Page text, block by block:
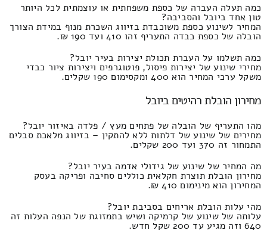
כמה תעלה העברה של כספת משפחתית או עוצמתית לכל היותר
טון אחד ביובל והסביבה?
המחיר לשינוע כספת משוכבדת בזיווג השכרת מנוף במידת הצורך
הובלה של כספת כבדה התעריף זהו 410 ועד 190 ₪.
כמה תשלמו על העברת תכולת יצירות בעיר יובל?
מחירי שינוע של יצירות פיסול, פוטוגרפים ויצירות ציור כבדי
משקל ערכי המחיר הוא 400 ומקסימום 190 שקלים.
מחירון הובלת רהיטים ביובל
מהו התעריף של הובלה של פתחים מעץ / פלדה באיזור יובל?
מחירים של שינוע של דלתות ללא להתקין – בזיווג מלאכת סבלים
התמחור זה 370 ועד 200 שקלים.
מה המחיר של שינוע של גידולי אדמה בעיר יובל?
מחירון הובלת תוצרת חקלאית כוללים סחיבה ופריקה בעסק
המחירון הוא מינימום 410 ₪.
מהי עלות הובלת אריחים בסביבת יובל?
עלותה של שינוע של קרמיקה ושיש בתמזוגת של הנפה העלות זה
640 וזה מגיע עד 200 שקל חדש.